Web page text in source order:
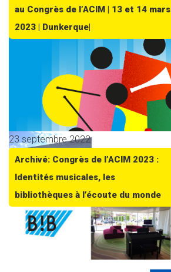
au Congrès de l’ACIM | 13 et 14 mars
2023 | Dunkerque|
23 septembre 2022
Archivé: Congrès de l’ACIM 2023 :
Identités musicales, les
bibliothèques à l’écoute du monde